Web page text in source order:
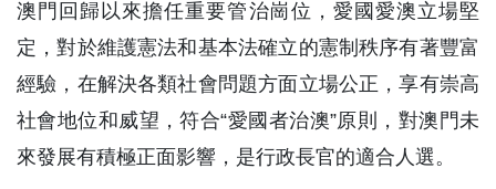
澳門回歸以來擔任重要管治崗位，愛國愛澳立場堅
定，對於維護憲法和基本法確立的憲制秩序有著豐富
經驗，在解決各類社會問題方面立場公正，享有崇高
社會地位和威望，符合“愛國者治澳”原則，對澳門未
來發展有積極正面影響，是行政長官的適合人選。